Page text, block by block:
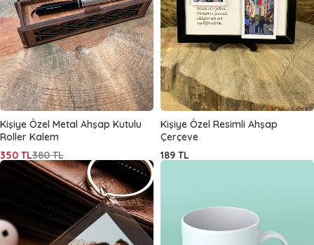
Kişiye Özel Metal Ahşap Kutulu
Roller Kalem
380TL
350 TL
Kişiye Özel Resimli Ahşap
Çerçeve
189 TL